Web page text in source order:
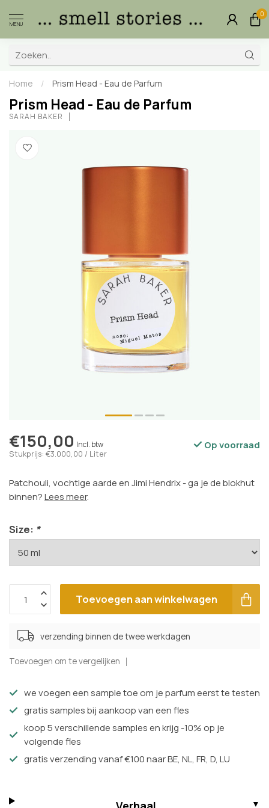
MENU
0
Home / Prism Head - Eau de Parfum
Prism Head - Eau de Parfum
SARAH BAKER
€150,00 Incl. btw
Stukprijs: €3.000,00 / Liter
Op voorraad
Patchouli, vochtige aarde en Jimi Hendrix - ga je de blokhut
binnen?Lees meer.
Size: *
Toevoegen aan winkelwagen
verzending binnen de twee werkdagen
Toevoegen om te vergelijken
we voegen een sample toe om je parfum eerst te testen
gratis samples bij aankoop van een fles
koop 5 verschillende samples en krijg -10% op je
volgende fles
gratis verzending vanaf €100 naar BE, NL, FR, D, LU